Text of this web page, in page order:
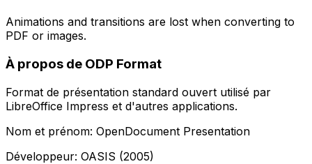
Animations and transitions are lost when converting to
PDF or images.
À propos de ODP Format
Format de présentation standard ouvert utilisé par
LibreOffice Impress et d'autres applications.
Nom et prénom: OpenDocument Presentation
Développeur: OASIS (2005)